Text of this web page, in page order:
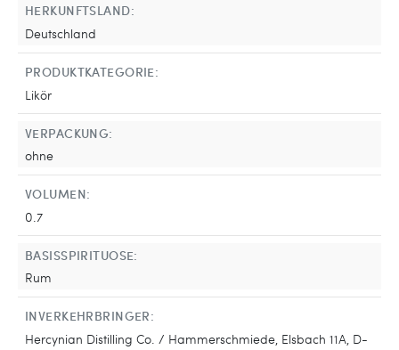
HERKUNFTSLAND:
Deutschland
PRODUKTKATEGORIE:
Likör
VERPACKUNG:
ohne
VOLUMEN:
0.7
BASISSPIRITUOSE:
Rum
INVERKEHRBRINGER:
Hercynian Distilling Co. / Hammerschmiede, Elsbach 11A, D-